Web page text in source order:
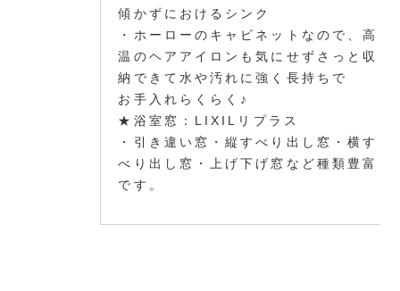
傾かずにおけるシンク
・ホーローのキャビネットなので、高
温のヘアアイロンも気にせずさっと収
納できて水や汚れに強く長持ちで
お手入れらくらく♪
★浴室窓：LIXILリプラス
・引き違い窓・縦すべり出し窓・横す
べり出し窓・上げ下げ窓など種類豊富
です。